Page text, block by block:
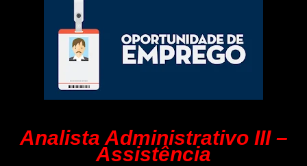
Analista Administrativo III –
Assistência